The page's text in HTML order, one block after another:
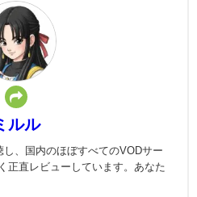
ルル
、国内のほぼすべてのVODサー
正直レビューしています。あなた